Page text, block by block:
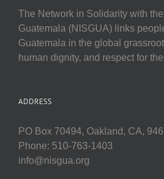
The Network in Solidarity with
Guatemala (NISGUA) links
Guatemala in the global
human dignity, and respect for
ADDRESS
PO Box 70494, Oakland, CA,
Phone: 510-763-1403
info@nisgua.org